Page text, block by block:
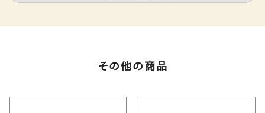
その他の商品